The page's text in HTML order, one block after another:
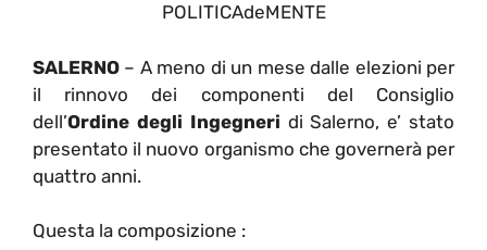
POLITICAdeMENTE
SALERNO – A meno di un mese dalle elezioni per
il rinnovo dei componenti del Consiglio
dell’Ordine degli Ingegneri di Salerno, e’ stato
presentato il nuovo organismo che governerà per
quattro anni.
Questa la composizione :